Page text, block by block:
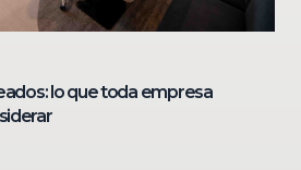
lo que toda empresa